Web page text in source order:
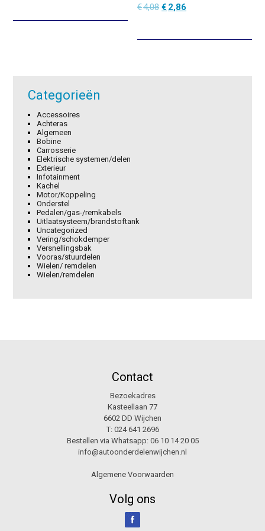
€4,08 Oorspronkelijke
€4,08.
€ 2,86
€2,86.
Categorieën
Accessoires
Achteras
Algemeen
Bobine
Carrosserie
Elektrische systemen/delen
Exterieur
Infotainment
Kachel
Motor/Koppeling
Onderstel
Pedalen/gas-/remkabels
Uitlaatsysteem/brandstoftank
Uncategorized
Vering/schokdemper
Versnellingsbak
Vooras/stuurdelen
Wielen/ remdelen
Wielen/remdelen
Contact
Bezoekadres
Kasteellaan 77
6602 DD Wijchen
T: 024 641 2696
Bestellen via Whatsapp: 06 10 14 20 05
info@autoonderdelenwijchen.nl
Algemene Voorwaarden
Volg ons